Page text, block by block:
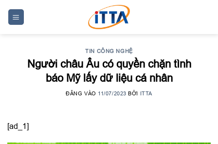
TIN CÔNG NGHỆ
Người châu Âu có quyền chặn tình
báo Mỹ lấy dữ liệu cá nhân
ĐĂNG VÀO 11/07/2023 BỞI ITTA
[ad_1]